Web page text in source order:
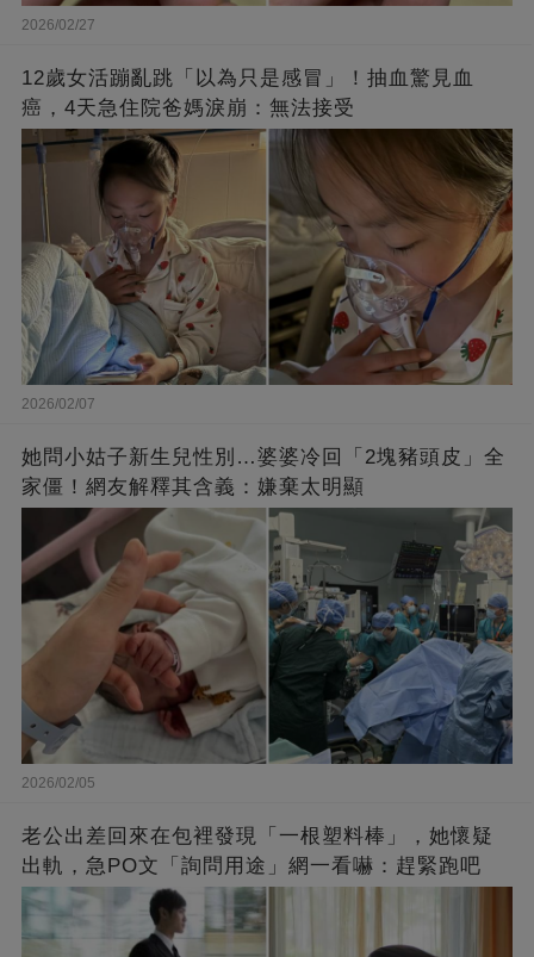
2026/02/27
12歲女活蹦亂跳「以為只是感冒」！抽血驚見血
癌，4天急住院爸媽淚崩：無法接受
2026/02/07
她問小姑子新生兒性別…婆婆冷回「2塊豬頭皮」全
家僵！網友解釋其含義：嫌棄太明顯
2026/02/05
老公出差回來在包裡發現「一根塑料棒」，她懷疑
出軌，急PO文「詢問用途」網一看嚇：趕緊跑吧